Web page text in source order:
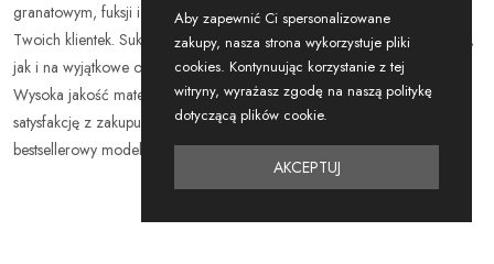
granatowym, fuksji i czarnym, co ułatwia różnorodność wyboru dla
Twoich klientek. Sukienka doskonale sprawdzi się zarówno na co dzień,
jak i na wyjątkowe okazje – do pracy, na spotkania czy letnie wyjazdy.
Wysoka jakość materiałów oraz dopracowane detale gwarantują
satysfakcję z zakupu hurtowego. Uzupełnij swój asortyment o ten
bestsellerowy model!
Aby zapewnić Ci spersonalizowane
zakupy, nasza strona wykorzystuje pliki
cookies. Kontynuując korzystanie z tej
witryny, wyrażasz zgodę na naszą politykę
dotyczącą plików cookie.
AKCEPTUJ